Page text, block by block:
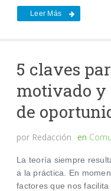
Leer Más
5 claves
motivado y
de
por Redacción en
La teoría siempre
a la práctica. En
factores que nos